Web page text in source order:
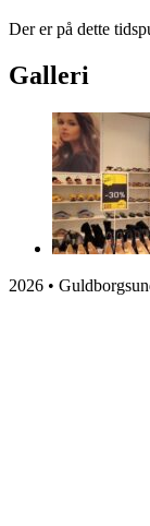
Der er på dette
Galleri
2026 •